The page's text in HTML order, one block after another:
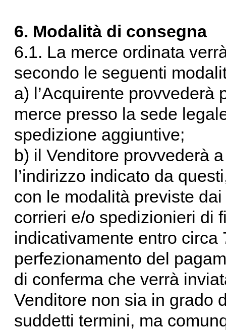
6. Modalità di consegna
6.1. La merce ordinata
secondo le seguenti
a) l’Acquirente provvederà
merce presso la sede
spedizione aggiuntive;
b) il Venditore provvederà
l’indirizzo indicato da
con le modalità previste
corrieri e/o spedizionieri di
indicativamente entro circa
perfezionamento del
di conferma che verrà
Venditore non sia in grado
suddetti termini, ma